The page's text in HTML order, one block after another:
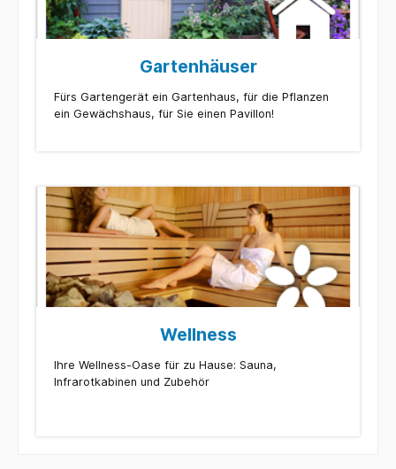
Gartenhäuser
Fürs Gartengerät ein Gartenhaus, für die Pflanzen
ein Gewächshaus, für Sie einen Pavillon!
Wellness
Ihre Wellness-Oase für zu Hause: Sauna,
Infrarotkabinen und Zubehör